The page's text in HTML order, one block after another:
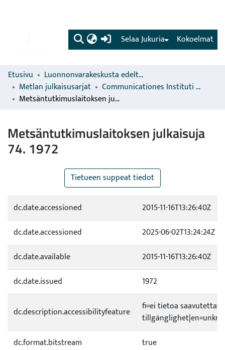
(current) Kokoelmat
Selaa Jukuria
Etusivu
Luonnonvarakeskusta edeltävien organisaatioiden sarjat
Metlan julkaisusarjat
Communicationes Instituti Forestalis Fenniae
Metsäntutkimuslaitoksen julkaisuja 74. 1972
Metsäntutkimuslaitoksen julkaisuja
74. 1972
Tietueen suppeat tiedot
dc.date.accessioned
2015-11-16T13:26:40Z
dc.date.accessioned
2025-06-02T13:24:24Z
dc.date.available
2015-11-16T13:26:40Z
dc.date.issued
1972
dc.description.accessibilityfeature
fi=ei tietoa
dc.format.bitstream
true